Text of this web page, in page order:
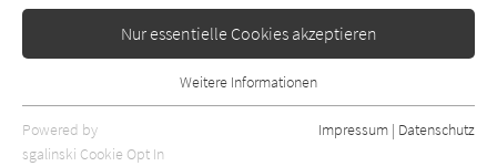
Nur essentielle Cookies akzeptieren
Essentielle Cookies werden für grundlegende Funktionen der
Webseite benötigt. Dadurch ist gewährleistet, dass die Webseite
Weitere Informationen
Powered by
sgalinski Cookie Opt In
Impressum | Datenschutz